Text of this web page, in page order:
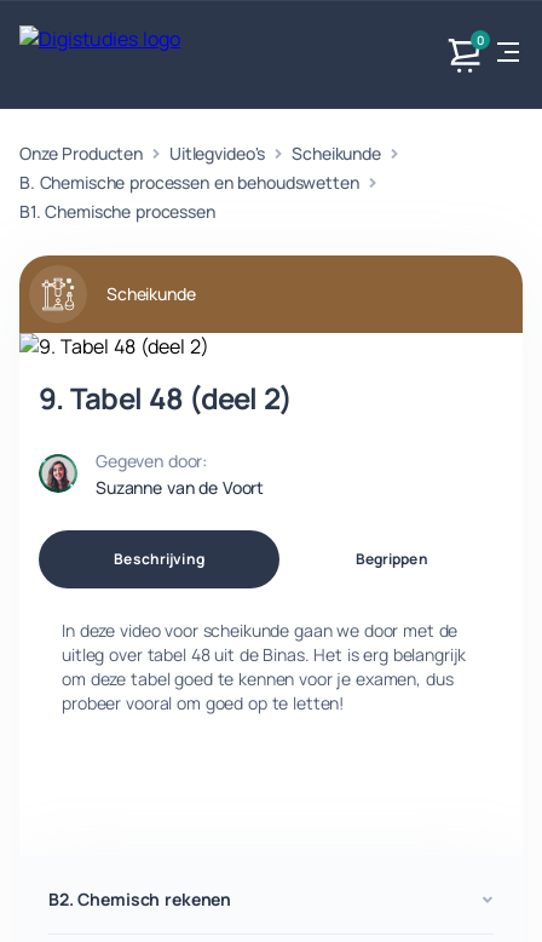
0
Exacte
vakken
Geen
vakken.
Taalvakken
Geen
vakken.
Maatschappijvakken
Onze Producten Uitlegvideo's
Scheikunde
B. Chemische processen en behoudswetten
B1. Chemische processen
Scheikunde
9. Tabel 48 (deel 2)
Gegeven door:
Suzanne van de Voort
Beschrijving Begrippen
In deze video voor scheikunde gaan we door met de
uitleg over tabel 48 uit de Binas. Het is erg belangrijk
om deze tabel goed te kennen voor je examen, dus
probeer vooral om goed op te letten!
B2. Chemisch rekenen